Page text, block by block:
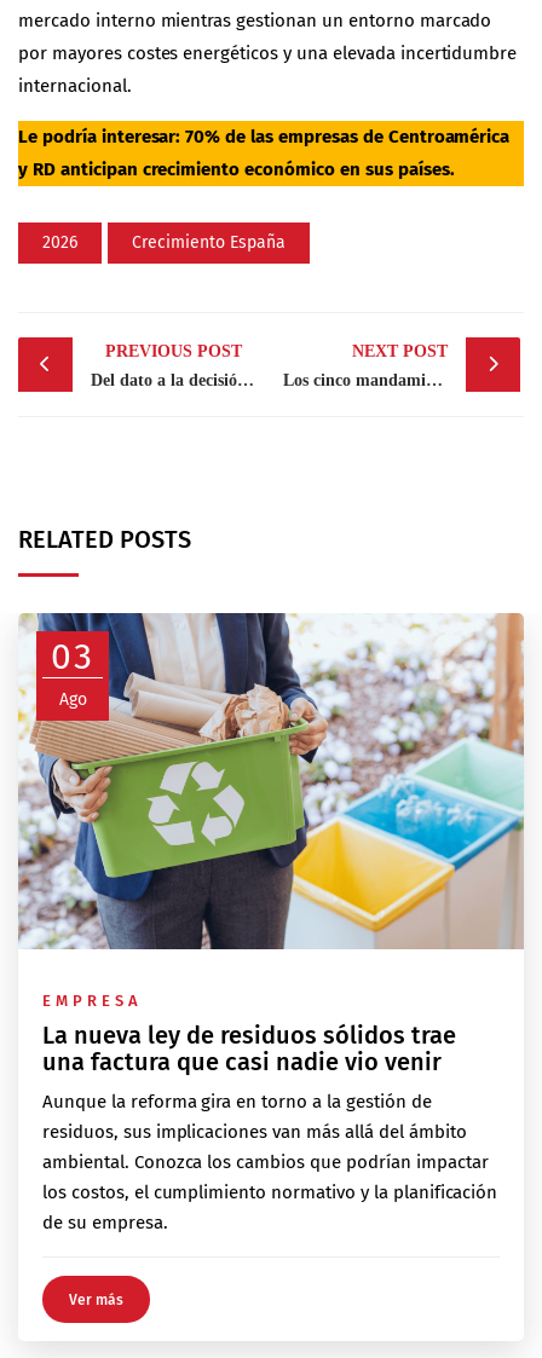
mercado interno mientras gestionan un entorno marcado
por mayores costes energéticos y una elevada incertidumbre
internacional.
Le podría interesar:70% de las empresas de Centroamérica
y RD anticipan crecimiento económico en sus países.
2026 Crecimiento España
Post
navigation
PREVIOUS POST
Del dato a la decisión: ¿Por qué las encuestas son rentables?
NEXT POST
Los cinco mandamientos de liderazgo de Mark Zuckerberg que definieron a Meta
RELATED POSTS
03
Ago
EMPRESA
La nueva ley de residuos sólidos trae
una factura que casi nadie vio venir
Aunque la reforma gira en torno a la gestión de
residuos, sus implicaciones van más allá del ámbito
ambiental. Conozca los cambios que podrían impactar
los costos, el cumplimiento normativo y la planificación
de su empresa.
Ver más